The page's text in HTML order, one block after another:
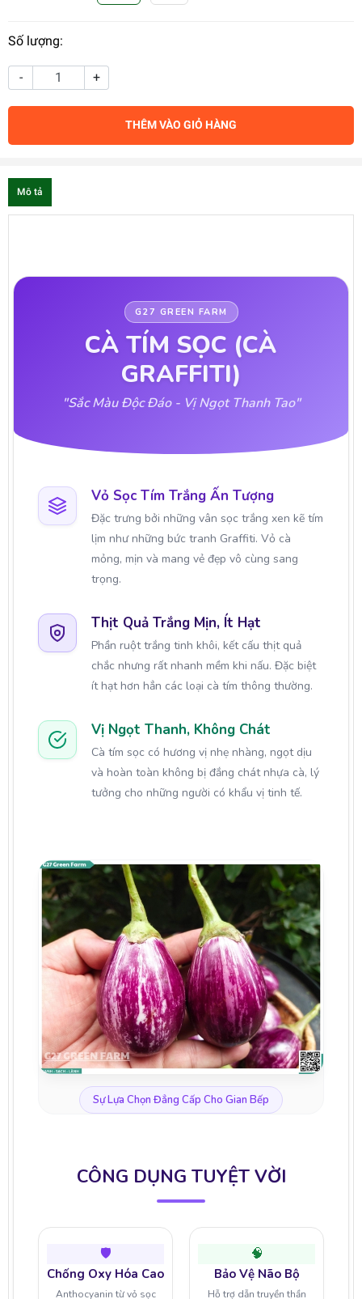
Số lượng:
- +
THÊM VÀO GIỎ HÀNG
Mô tả
G27 GREEN FARM
CÀ TÍM SỌC (CÀ
GRAFFITI)
"Sắc Màu Độc Đáo - Vị Ngọt Thanh Tao"
Vỏ Sọc Tím Trắng Ấn Tượng
Đặc trưng bởi những vân sọc trắng xen kẽ tím
lịm như những bức tranh Graffiti. Vỏ cà
mỏng, mịn và mang vẻ đẹp vô cùng sang
trọng.
Thịt Quả Trắng Mịn, Ít Hạt
Phần ruột trắng tinh khôi, kết cấu thịt quả
chắc nhưng rất nhanh mềm khi nấu. Đặc biệt
ít hạt hơn hẳn các loại cà tím thông thường.
Vị Ngọt Thanh, Không Chát
Cà tím sọc có hương vị nhẹ nhàng, ngọt dịu
và hoàn toàn không bị đắng chát nhựa cà, lý
tưởng cho những người có khẩu vị tinh tế.
Sự Lựa Chọn Đẳng Cấp Cho Gian Bếp
CÔNG DỤNG TUYỆT VỜI
🛡️
Chống Oxy Hóa Cao
Anthocyanin từ vỏ sọc
🧠
Bảo Vệ Não Bộ
Hỗ trợ dẫn truyền thần